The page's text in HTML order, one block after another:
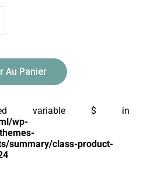
Au Panier
variable $ in
wp-
summary/class-product-